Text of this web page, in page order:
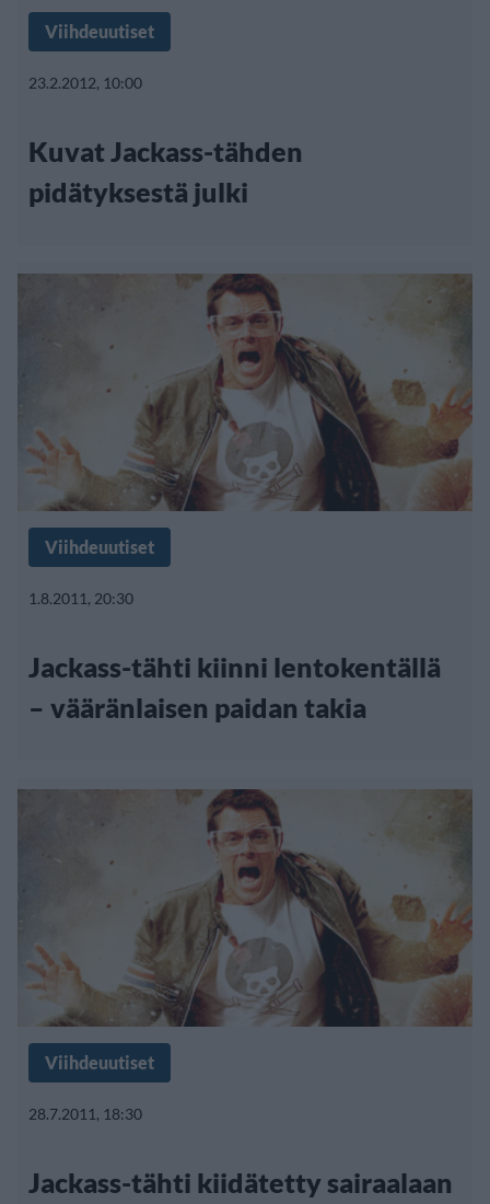
Viihdeuutiset
23.2.2012, 10:00
Kuvat Jackass-tähden
pidätyksestä julki
Viihdeuutiset
1.8.2011, 20:30
Jackass-tähti kiinni lentokentällä
– vääränlaisen paidan takia
Viihdeuutiset
28.7.2011, 18:30
Jackass-tähti kiidätetty sairaalaan